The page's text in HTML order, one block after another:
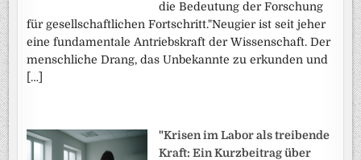
die Bedeutung der Forschung
für gesellschaftlichen Fortschritt."Neugier ist seit jeher
eine fundamentale Antriebskraft der Wissenschaft. Der
menschliche Drang, das Unbekannte zu erkunden und
[…]
"Krisen im Labor als treibende
Kraft: Ein Kurzbeitrag über